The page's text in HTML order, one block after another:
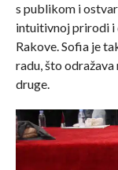
s publikom i
intuitivnoj prirodi i
Rakove. Sofia je
radu, što
druge.